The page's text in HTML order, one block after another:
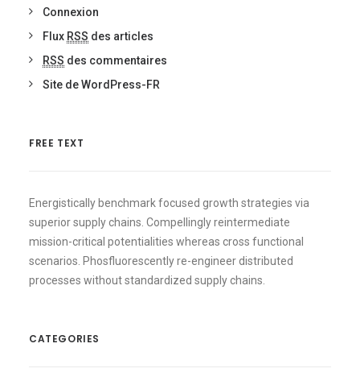
Connexion
Flux RSS des articles
RSS des commentaires
Site de WordPress-FR
FREE TEXT
Energistically benchmark focused growth strategies via
superior supply chains. Compellingly reintermediate
mission-critical potentialities whereas cross functional
scenarios. Phosfluorescently re-engineer distributed
processes without standardized supply chains.
CATEGORIES